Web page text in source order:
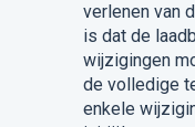
verlenen van
is dat de
wijzigingen
de volledige
enkele